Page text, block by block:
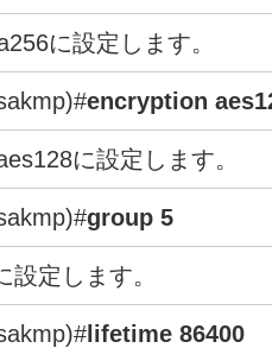
に設定します。
encryption
に設定します。
group 5
定します。
lifetime 86400